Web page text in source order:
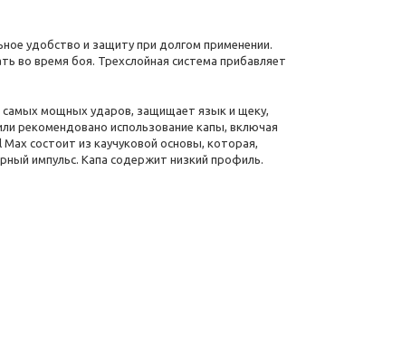
удобство и защиту при долгом применении.
во время боя. Трехслойная система прибавляет
самых мощных ударов, защищает язык и щеку,
рекомендовано использование капы, включая
состоит из каучуковой основы, которая,
импульс. Капа содержит низкий профиль.